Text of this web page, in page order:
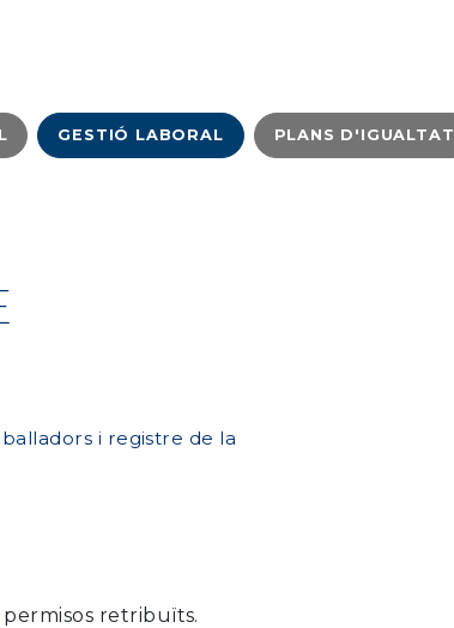
GESTIÓ LABORAL PLANS D'IGUALTAT
i registre de la
permisos retribuïts.